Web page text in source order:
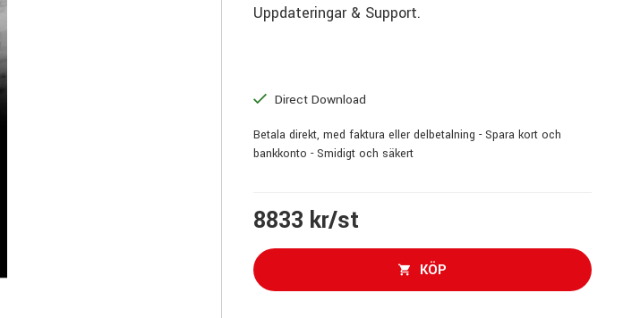
Uppdateringar & Support.
Direct Download
Betala direkt, med faktura eller delbetalning - Spara kort och
bankkonto - Smidigt och säkert
8833 kr/st
KÖP